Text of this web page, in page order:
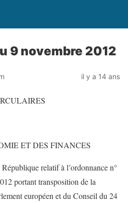
9 novembre 2012
il y a 14 ans
ET DES FINANCES
relatif à l’ordonnance n°
portant transposition de la
européen et du Conseil du 24